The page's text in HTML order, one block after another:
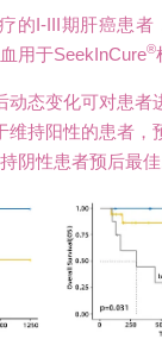
的I-III期肝癌患者
用于SeekInCure®
动态变化可对患者
持阳性的患者，
阴性患者预后最佳